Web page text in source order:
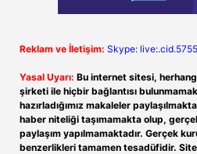
Reklam ve İletişim: Skype:
Yasal Uyarı: Bu internet sitesi,
şirketi ile hiçbir bağlantısı
hazırladığımız makaleler
haber niteliği taşımamakta olup,
paylaşım yapılmamaktadır. Gerçek
benzerlikleri tamamen tesadüfidir.